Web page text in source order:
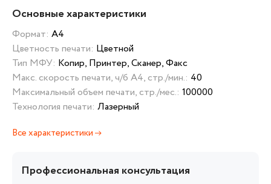
Основные характеристики
Формат: А4
Цветность печати: Цветной
Тип МФУ: Копир, Принтер, Сканер, Факс
Макс. скорость печати, ч/б А4, стр./мин.: 40
Максимальный объем печати, стр./мес.: 100000
Технология печати: Лазерный
Все характеристики
Профессиональная консультация